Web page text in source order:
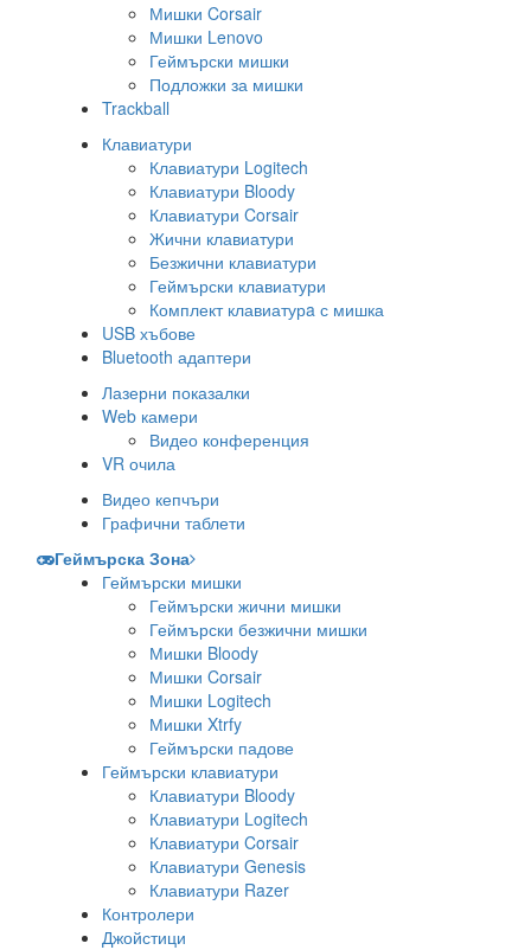
Мишки Corsair
Мишки Lenovo
Геймърски мишки
Подложки за мишки
Trackball
Клавиатури
Клавиатури Logitech
Клавиатури Bloody
Клавиатури Corsair
Жични клавиатури
Безжични клавиатури
Геймърски клавиатури
Комплект клавиатурa с мишка
USB хъбове
Bluetooth адаптери
Лазерни показалки
Web камери
Видео конференция
VR очила
Видео кепчъри
Графични таблети
Геймърска Зона
Геймърски мишки
Геймърски жични мишки
Геймърски безжични мишки
Мишки Bloody
Мишки Corsair
Мишки Logitech
Мишки Xtrfy
Геймърски падове
Геймърски клавиатури
Клавиатури Bloody
Клавиатури Logitech
Клавиатури Corsair
Клавиатури Genesis
Клавиатури Razer
Контролери
Джойстици